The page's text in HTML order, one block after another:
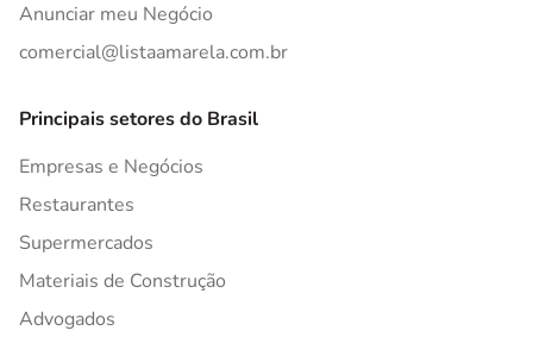
Anunciar meu Negócio
comercial@listaamarela.com.br
Principais setores do Brasil
Empresas e Negócios
Restaurantes
Supermercados
Materiais de Construção
Advogados